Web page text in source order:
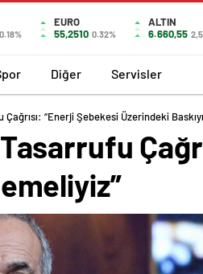
0.18%
EURO
55,2510 0.32%
ALTIN
6.660,55
Diğer Servisler
“Enerji Şebekesi Üzerindeki